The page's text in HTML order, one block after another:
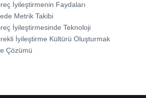
İyileştirmenin Faydaları
Metrik Takibi
İyileştirmesinde Teknoloji
İyileştirme Kültürü Oluşturmak
Çözümü